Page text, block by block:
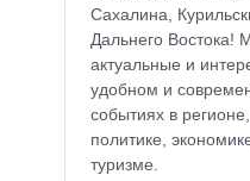
Сахалина,
Дальнего Востока!
актуальные и
удобном и
событиях в
политике,
туризме.